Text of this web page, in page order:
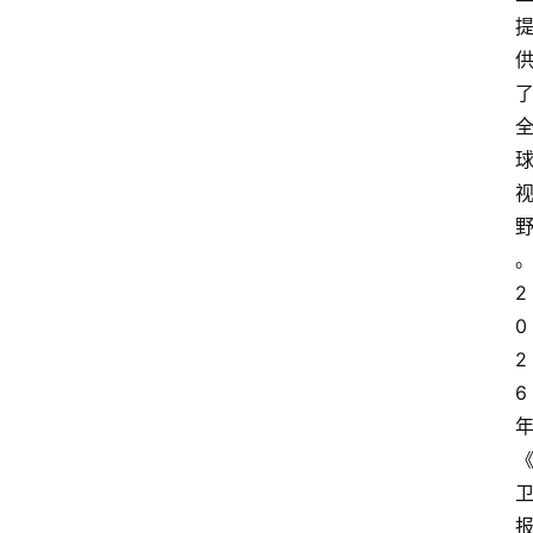
提
供
了
全
球
视
野
。
2
0
2
6
年
《
卫
报